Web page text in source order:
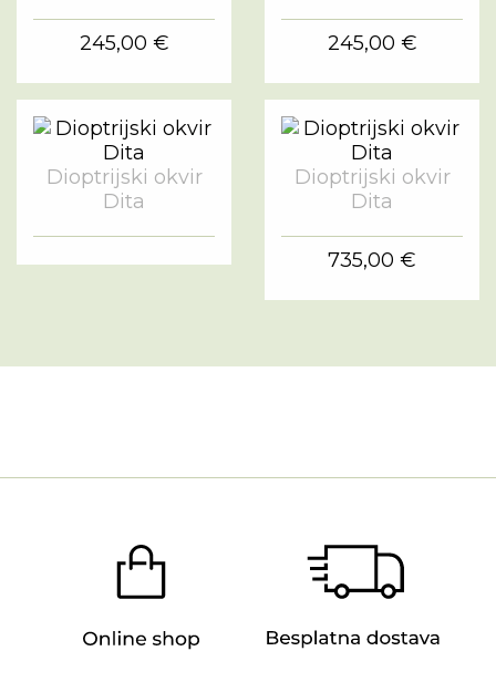
245,00 € 245,00 €
Dioptrijski okvir
Dita
Dioptrijski okvir
Dita
735,00 €